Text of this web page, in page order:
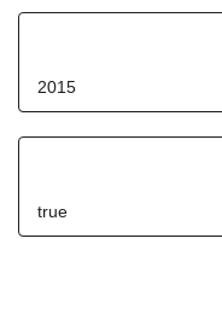
2015
true